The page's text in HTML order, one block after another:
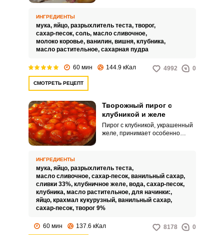
очень вкусно! Подавать такой
пирог рекомендуем полностью
остывшим, чтобы текстура
мякиша стала стабильной,
рассыпчатой и рыхлой.
ИНГРЕДИЕНТЫ
мука, яйцо, разрыхлитель теста, творог,
сахар-песок, соль, масло сливочное,
молоко коровье, ванилин, вишня, клубника,
масло растительное, сахарная пудра
60 мин 144.9 кКал 4992 0
СМОТРЕТЬ РЕЦЕПТ
Творожный пирог с
клубникой и желе
Пирог с клубникой, украшенный
желе, принимает особенно
отлично сочетается с ягодами и
рассыпчатой песочной основой
– такую комбинацию можно
назвать уже классической.
ИНГРЕДИЕНТЫ
мука, яйцо, разрыхлитель теста,
масло сливочное, сахар-песок, ванильный сахар,
сливки 33%, клубничное желе, вода, сахар-песок,
клубника, масло растительное, для начинки:,
яйцо, крахмал кукурузный, ванильный сахар,
сахар-песок, творог 9%
60 мин 137.6 кКал 8178 0
ВХОД НА САЙТ РЕГИСТРАЦИЯ
с помощью социальных сетей:
или